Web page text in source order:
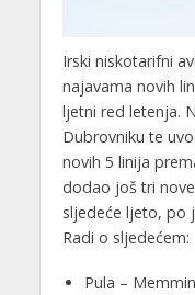
Irski niskotarifni
najavama novih
ljetni red letenja.
Dubrovniku te
novih 5 linija
dodao još tri
sljedeće ljeto, po
Radi o sljedećem:
Pula –